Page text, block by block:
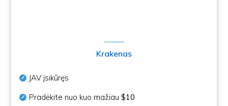
Krakenas
JAV įsikūręs
Pradėkite nuo kuo mažiau$10